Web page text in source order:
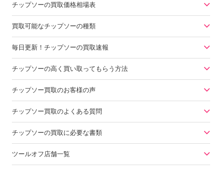
チップソーの買取価格相場表
買取可能なチップソーの種類
毎日更新！チップソーの買取速報
チップソーの高く買い取ってもらう方法
チップソー買取のお客様の声
チップソー買取のよくある質問
チップソーの買取に必要な書類
ツールオフ店舗一覧